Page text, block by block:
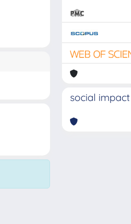
social impact